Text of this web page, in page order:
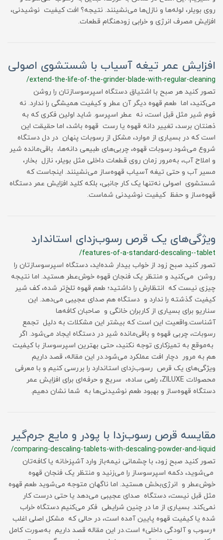
روی بویلر، لوله‌ها و نازل‌ها می‌نشینند. نتیجه؟ افت کیفیت نوشیدنی،
افزایش مصرف انرژی و خرابی زودهنگام قطعات.
افزایش عمر تیغه آسیاب با شستشوی اصولی
/extend-the-life-of-the-grinder-blade-with-regular-cleaning
تصور کنید هر صبح با اشتیاق دستگاه اسپرسوسازتان را روشن
می‌کنید، اما طعم قهوه دیگر آن عطر و کیفیت همیشگی را ندارد. نه
فوم شیر مثل قبل است، نه عطر اسپرسو. شاید اولین فکری که به
ذهنتان برسد، تغییر دانه قهوه یا رست قهوه باشد، اما حقیقت این
است که در بسیاری از موارد، مشکل از رسوبات پنهان در دل دستگاه
شروع می‌شود.رسوبات قهوه، چربی‌های طبیعی دانه‌ها، باقی‌مانده شیر
و املاح آب، به‌مرور زمان روی قطعات داخلی مثل بویلر، نازل بخار،
مسیر آب و حتی تیغه آسیاب قهوه‌ساز می‌نشینند. اینجاست که
شستشوی اصولی نه‌تنها یک کار جانبی، بلکه کلید افزایش عمر دستگاه
قهوه‌ساز و حفظ کیفیت نوشیدنی شماست.
ویژگی‌های یک قرص رسوب‌زدای استاندارد
/features-of-a-standard-descaling--tablet
تصور کنید صبح زود از خواب بیدار شده‌اید، دستگاه اسپرسوسازتان را
روشن می‌کنید و منتظر یک فنجان قهوه خوش‌عطر هستید. اما نتیجه
چیزی نیست که انتظارش را داشتید؛ طعم قهوه تلخ‌تر شده، کف شیر
کیفیت گذشته را ندارد و دستگاه هم صدای عجیبی می‌دهد. این
سناریو برای بسیاری از کاربران خانگی و صاحبان کافه‌ها
آشناست.واقعیت این است که بیشتر این مشکلات به دلیل تجمع
رسوبات، چربی قهوه و باقی‌مانده شیر در دستگاه ایجاد می‌شود. اگر
به‌موقع به تمیزکاری توجه نکنید، حتی بهترین اسپرسوساز با کیفیت
هم به مرور دچار افت عملکرد می‌شود.در این مقاله، قصد داریم
ویژگی‌های یک قرص رسوب‌زدای استاندارد را بررسی کنیم و با معرفی
محصولات ZILUXE، راهی ساده، سریع و حرفه‌ای برای افزایش عمر
دستگاه قهوه‌ساز و بهبود طعم نوشیدنی‌ها به شما نشان دهیم.
مقایسه قرص رسوب‌زدا با پودر و مایع جرم‌گیر
/comparing-descaling-tablets-with-descaling-powder-and-liquid
تصور کنید صبح زود، با چشمانی نیمه‌باز وارد آشپزخانه یا کافه‌تان
می‌شوید، دکمه اسپرسوساز را می‌زنید و منتظر یک فنجان قهوه
خوش‌عطر و انرژی‌بخش هستید. اما ناگهان متوجه می‌شوید طعم قهوه
مثل قبل نیست، دستگاه صدای عجیبی می‌دهد یا حتی درست کار
نمی‌کند. بسیاری از ما در چنین شرایطی فکر می‌کنیم دستگاه خراب
شده یا کیفیت قهوه پایین آمده است، در حالی که مشکل اصلی اغلب
«رسوب و آلودگی داخلی» است.در این مقاله قصد داریم به‌صورت کامل